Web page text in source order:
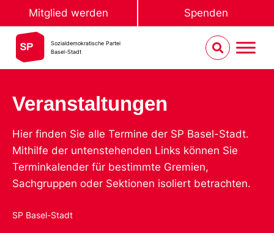
Mitglied werden Spenden
Sozialdemokratische Partei
Basel-Stadt
Veranstaltungen
Hier finden Sie alle Termine der SP Basel-Stadt.
Mithilfe der untenstehenden Links können Sie
Terminkalender für bestimmte Gremien,
Sachgruppen oder Sektionen isoliert betrachten.
SP Basel-Stadt